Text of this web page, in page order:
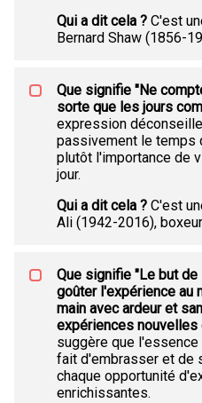
Qui a dit cela ? C'est
Bernard Shaw (1856-
Que signifie "Ne
sorte que les jours
expression
passivement le temps
plutôt l'importance de
jour.
Qui a dit cela ? C'est
Ali (1942-2016),
Que signifie "Le but
goûter l'expérience au
main avec ardeur et
expériences nouvelles
suggère que
fait d'embrasser et de
chaque opportunité
enrichissantes.